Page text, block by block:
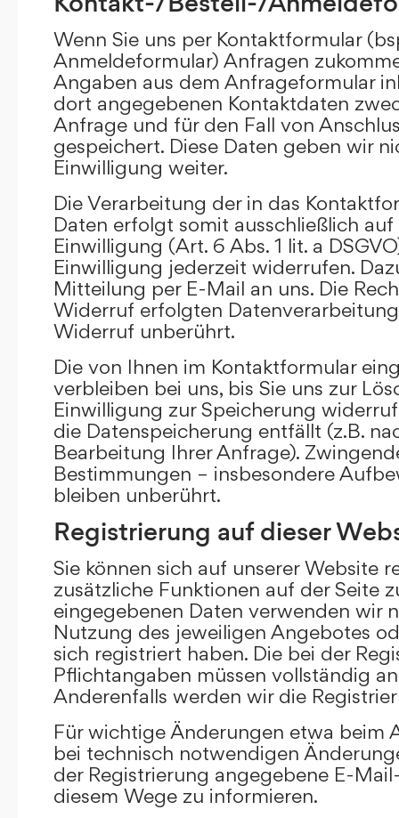
Wenn Sie uns per Kontaktformular
Anmeldeformular) Anfragen
Angaben aus dem Anfrageformular
dort angegebenen Kontaktdaten
Anfrage und für den Fall von
gespeichert. Diese Daten geben wir
Einwilligung weiter.
Die Verarbeitung der in das
Daten erfolgt somit ausschließlich
Einwilligung (Art. 6 Abs. 1 lit. a
Einwilligung jederzeit widerrufen.
Mitteilung per E-Mail an uns. Die
Widerruf erfolgten
Widerruf unberührt.
Die von Ihnen im Kontaktformular
verbleiben bei uns, bis Sie uns zur
Einwilligung zur Speicherung
die Datenspeicherung entfällt (z.B.
Bearbeitung Ihrer Anfrage).
Bestimmungen – insbesondere
bleiben unberührt.
Registrierung auf dieser
Sie können sich auf unserer Website
zusätzliche Funktionen auf der Seite
eingegebenen Daten verwenden wir
Nutzung des jeweiligen Angebotes
sich registriert haben. Die bei der
Pflichtangaben müssen vollständig
Anderenfalls werden wir die
Für wichtige Änderungen etwa beim
bei technisch notwendigen
der Registrierung angegebene E-
diesem Wege zu informieren.